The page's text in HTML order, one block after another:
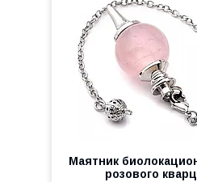
Маятник
розового